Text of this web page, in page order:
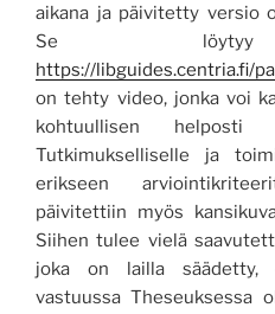
aikana ja päivitetty versio
Se löytyy
https://libguides.centria.fi/
on tehty video, jonka voi
kohtuullisen
Tutkimukselliselle ja
erikseen
päivitettiin myös
Siihen tulee vielä
joka on lailla säädetty,
vastuussa Theseuksessa